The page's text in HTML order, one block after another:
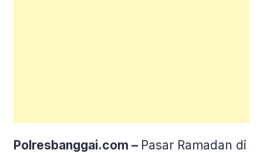
Polresbanggai.com – Pasar Ramadan di